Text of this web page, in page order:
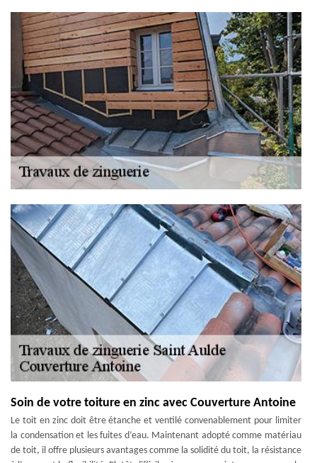
Soin de votre toiture en zinc avec Couverture Antoine
Le toit en zinc doit être étanche et ventilé convenablement pour limiter
la condensation et les fuites d’eau. Maintenant adopté comme matériau
de toit, il offre plusieurs avantages comme la solidité du toit, la résistance